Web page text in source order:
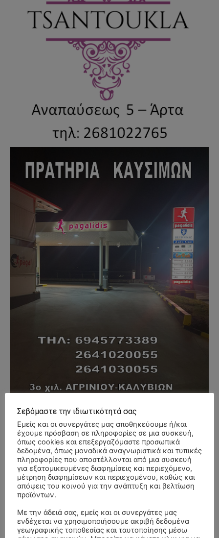
- Advertisment -
Σεβόμαστε την ιδιωτικότητά σας
Εμείς και οι συνεργάτες μας αποθηκεύουμε ή/και
έχουμε πρόσβαση σε πληροφορίες σε μια συσκευή,
όπως cookies και επεξεργαζόμαστε προσωπικά
δεδομένα, όπως μοναδικά αναγνωριστικά και τυπικές
πληροφορίες που αποστέλλονται από μια συσκευή
για εξατομικευμένες διαφημίσεις και περιεχόμενο,
μέτρηση διαφημίσεων και περιεχομένου, καθώς και
απόψεις του κοινού για την ανάπτυξη και βελτίωση
προϊόντων.
Με την άδειά σας, εμείς και οι συνεργάτες μας
ενδέχεται να χρησιμοποιήσουμε ακριβή δεδομένα
γεωγραφικής τοποθεσίας και ταυτοποίησης μέσω